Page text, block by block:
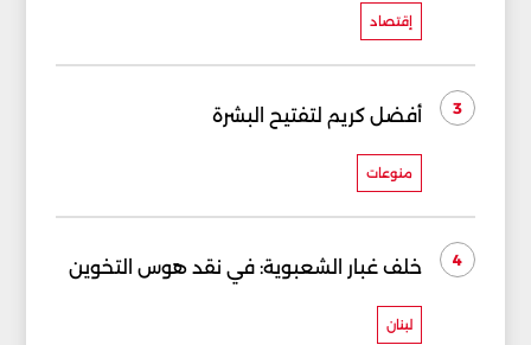
إقتصاد
3 أفضل كريم لتفتيح البشرة
منوعات
4 خلف غبار الشعبوية: في نقد هوس التخوين
لبنان